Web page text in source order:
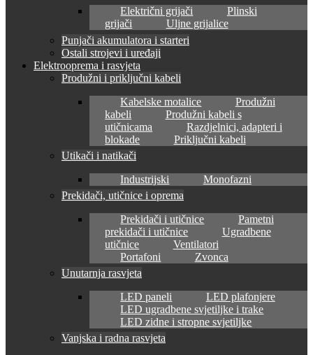
Električni grijači
Plinski
grijači
Uljne grijalice
Punjači akumulatora i starteri
Ostali strojevi i uređaji
Elektrooprema i rasvjeta
Produžni i priključni kabeli
Kabelske motalice
Produžni
kabeli
Produžni kabeli s
utičnicama
Razdjelnici, adapteri i
blokade
Priključni kabeli
Utikači i natikači
Industrijski
Monofazni
Prekidači, utičnice i oprema
Prekidači i utičnice
Pametni
prekidači i utičnice
Ugradbene
utičnice
Ventilatori
Portafoni
Zvonca
Unutarnja rasvjeta
LED paneli
LED plafonjere
LED ugradbene svjetiljke i trake
LED zidne i stropne svjetiljke
Vanjska i radna rasvjeta